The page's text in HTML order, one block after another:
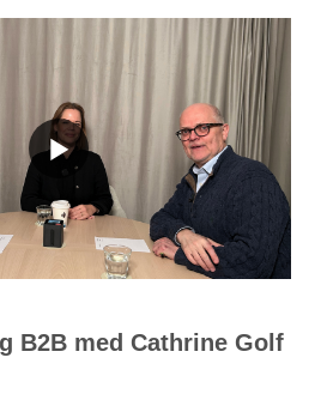
B2B med Cathrine Golf